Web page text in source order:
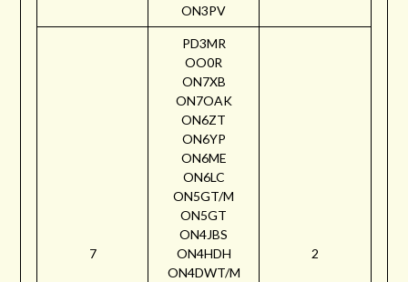
ON3PV
7
PD3MR
OO0R
ON7XB
ON7OAK
ON6ZT
ON6YP
ON6ME
ON6LC
ON5GT/M
ON5GT
ON4JBS
ON4HDH
ON4DWT/M
2